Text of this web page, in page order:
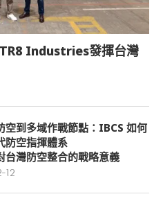
Industries發揮台灣
空到多域作戰節點：IBCS 如何
防空指揮體系
台灣防空整合的戰略意義
12